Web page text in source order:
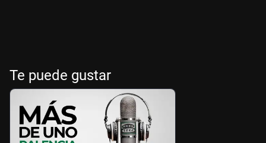
Te puede gustar